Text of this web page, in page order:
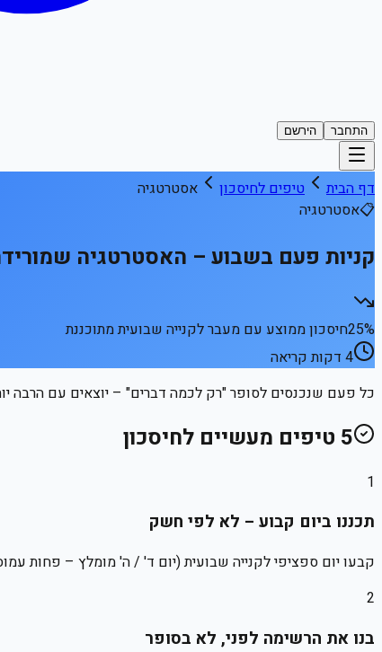
התחבר הירשם
דף הבית טיפים לחיסכון
אסטרטגיה
📋אסטרטגיה
קניות פעם בשבוע – האסטרטגיה
25%חיסכון ממוצע עם מעבר לקנייה שבועית מתוכננת
4 דקות קריאה
כל פעם שנכנסים לסופר "רק לכמה דברים" – יוצאים עם הרבה
5 טיפים מעשיים לחיסכון
1
תכננו ביום קבוע – לא לפי חשק
קבעו יום ספציפי לקנייה שבועית (יום ד' / ה' מומלץ – פחות
2
בנו את הרשימה לפני, לא בסופר